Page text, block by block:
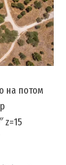
на потом
z=15